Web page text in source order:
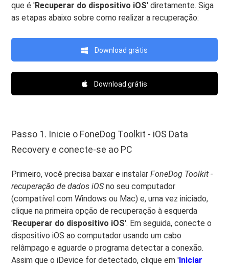
que é 'Recuperar do dispositivo iOS' diretamente. Siga
as etapas abaixo sobre como realizar a recuperação:
Download grátis
Download grátis
Passo 1. Inicie o FoneDog Toolkit - iOS Data
Recovery e conecte-se ao PC
Primeiro, você precisa baixar e instalarFoneDog Toolkit -
recuperação de dados iOSno seu computador
(compatível com Windows ou Mac) e, uma vez iniciado,
clique na primeira opção de recuperação à esquerda
'Recuperar do dispositivo iOS'. Em seguida, conecte o
dispositivo iOS ao computador usando um cabo
relâmpago e aguarde o programa detectar a conexão.
Assim que o iDevice for detectado, clique em ' Iniciar